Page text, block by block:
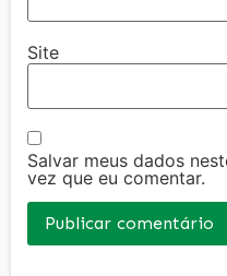
Site
Salvar meus dados
vez que eu comentar.